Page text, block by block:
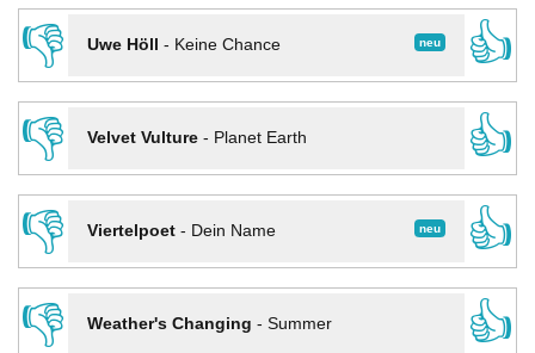
👎
neu
Uwe Höll - Keine Chance
👍
👎
Velvet Vulture- Planet Earth
👍
👎
neu
Viertelpoet- Dein Name
👍
👎
Weather's Changing - Summer
👍